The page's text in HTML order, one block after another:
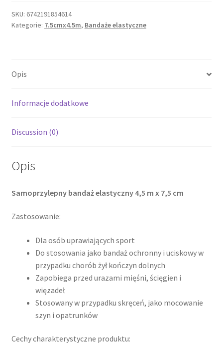
elastyczny
samoprzylepny
Niebieski
SKU: 6742191854614
Kategorie: 7.5cmx4.5m, Bandaże elastyczne
Opis
Informacje dodatkowe
Discussion (0)
Opis
Samoprzylepny bandaż elastyczny 4,5 m x 7,5 cm
Zastosowanie:
Dla osób uprawiających sport
Do stosowania jako bandaż ochronny i uciskowy w
przypadku chorób żył kończyn dolnych
Zapobiega przed urazami mięśni, ścięgien i
więzadeł
Stosowany w przypadku skręceń, jako mocowanie
szyn i opatrunków
Cechy charakterystyczne produktu: